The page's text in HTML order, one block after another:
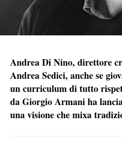
Andrea Di Nino, direttore
Andrea Sedici, anche se
un curriculum di tutto
da Giorgio Armani ha
una visione che mixa